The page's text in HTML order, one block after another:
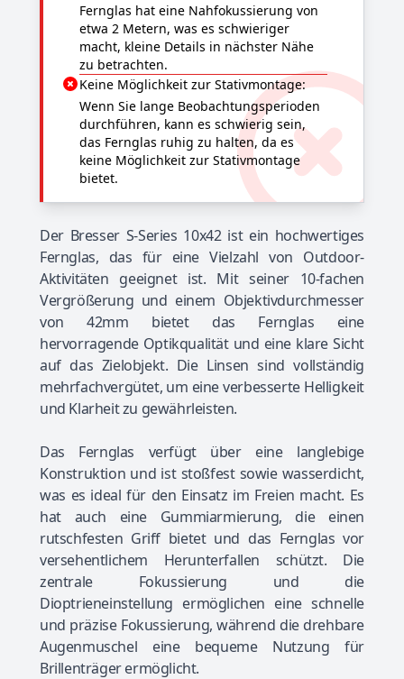
Fernglas hat eine Nahfokussierung von
etwa 2 Metern, was es schwieriger
macht, kleine Details in nächster Nähe
zu betrachten.
Keine Möglichkeit zur Stativmontage:
Wenn Sie lange Beobachtungsperioden
durchführen, kann es schwierig sein,
das Fernglas ruhig zu halten, da es
keine Möglichkeit zur Stativmontage
bietet.
Der Bresser S-Series 10x42 ist ein hochwertiges
Fernglas, das für eine Vielzahl von Outdoor-
Aktivitäten geeignet ist. Mit seiner 10-fachen
Vergrößerung und einem Objektivdurchmesser
von 42mm bietet das Fernglas eine
hervorragende Optikqualität und eine klare Sicht
auf das Zielobjekt. Die Linsen sind vollständig
mehrfachvergütet, um eine verbesserte Helligkeit
und Klarheit zu gewährleisten.
Das Fernglas verfügt über eine langlebige
Konstruktion und ist stoßfest sowie wasserdicht,
was es ideal für den Einsatz im Freien macht. Es
hat auch eine Gummiarmierung, die einen
rutschfesten Griff bietet und das Fernglas vor
versehentlichem Herunterfallen schützt. Die
zentrale Fokussierung und die
Dioptrieneinstellung ermöglichen eine schnelle
und präzise Fokussierung, während die drehbare
Augenmuschel eine bequeme Nutzung für
Brillenträger ermöglicht.